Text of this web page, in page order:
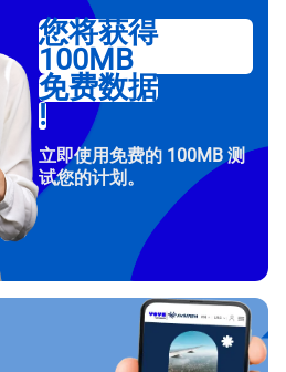
您将获得
100MB
免费数据
!
立即使用免费的 100MB 测
试您的计划。